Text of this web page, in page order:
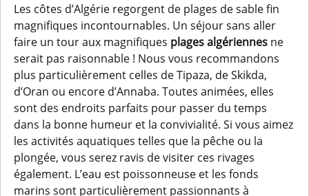
Les côtes d’Algérie regorgent de plages de sable fin
magnifiques incontournables. Un séjour sans aller
faire un tour aux magnifiques plages algériennes ne
serait pas raisonnable ! Nous vous recommandons
plus particulièrement celles de Tipaza, de Skikda,
d’Oran ou encore d’Annaba. Toutes animées, elles
sont des endroits parfaits pour passer du temps
dans la bonne humeur et la convivialité. Si vous aimez
les activités aquatiques telles que la pêche ou la
plongée, vous serez ravis de visiter ces rivages
également. L’eau est poissonneuse et les fonds
marins sont particulièrement passionnants à